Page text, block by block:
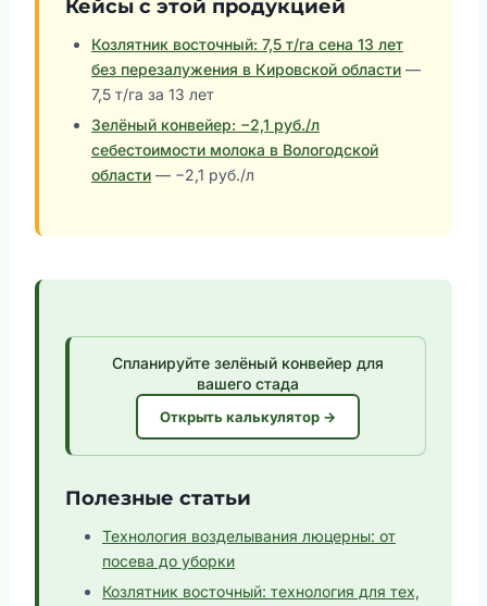
Кейсы с этой продукцией
Козлятник восточный: 7,5 т/га сена 13 лет
без перезалужения в Кировской области —
7,5 т/га за 13 лет
Зелёный конвейер: −2,1 руб./л
себестоимости молока в Вологодской
области — −2,1 руб./л
Спланируйте зелёный конвейер для
вашего стада
Открыть калькулятор →
Полезные статьи
Технология возделывания люцерны: от
посева до уборки
Козлятник восточный: технология для тех,